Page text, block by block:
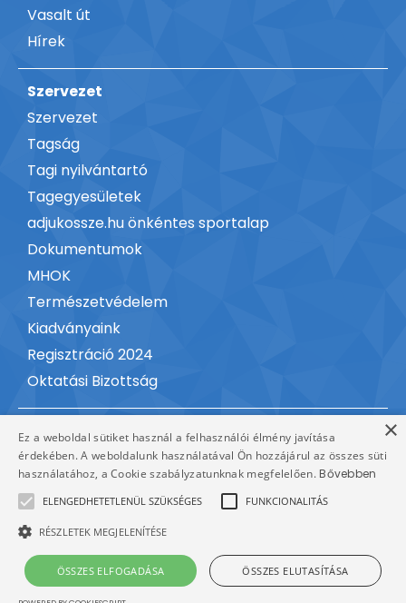
Vasalt út
Hírek
Szervezet
Szervezet
Tagság
Tagi nyilvántartó
Tagegyesületek
adjukossze.hu önkéntes sportalap
Dokumentumok
MHOK
Természetvédelem
Kiadványaink
Regisztráció 2024
Oktatási Bizottság
Kapcsolat
Minden jog fenntartva © 2026,
Adatvédelmi
×
Ez a weboldal sütiket használ a felhasználói élmény javítása
érdekében. A weboldalunk használatával Ön hozzájárul az összes süti
használatához, a Cookie szabályzatunknak megfelelően. Bővebben
ELENGEDHETETLENÜL SZÜKSÉGES FUNKCIONALITÁS
RÉSZLETEK MEGJELENÍTÉSE
ÖSSZES ELFOGADÁSA ÖSSZES ELUTASÍTÁSA